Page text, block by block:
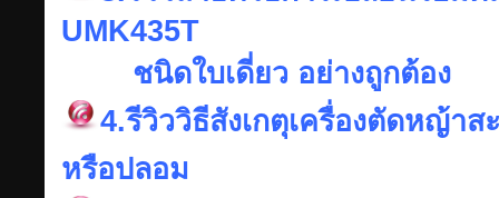
UMK435T
ชนิดใบเดี่ยว อย่างถูกต้อง
4.รีวิววิธีสังเกตุเครื่องตัดหญ้า
หรือปลอม